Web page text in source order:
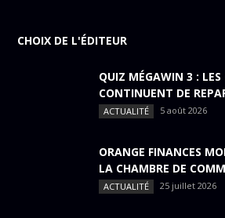
CHOIX DE L'ÉDITEUR
QUIZ MÉGAWIN 3 :
CONTINUENT DE
ACTUALITÉ 5 août 2026
ORANGE FINANCES
LA CHAMBRE DE
ACTUALITÉ 25 juillet 2026